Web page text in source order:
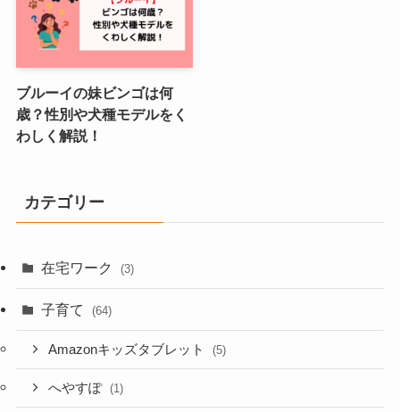
ブルーイの妹ビンゴは何
歳？性別や犬種モデルをく
わしく解説！
カテゴリー
在宅ワーク (3)
子育て (64)
Amazonキッズタブレット (5)
へやすぽ (1)